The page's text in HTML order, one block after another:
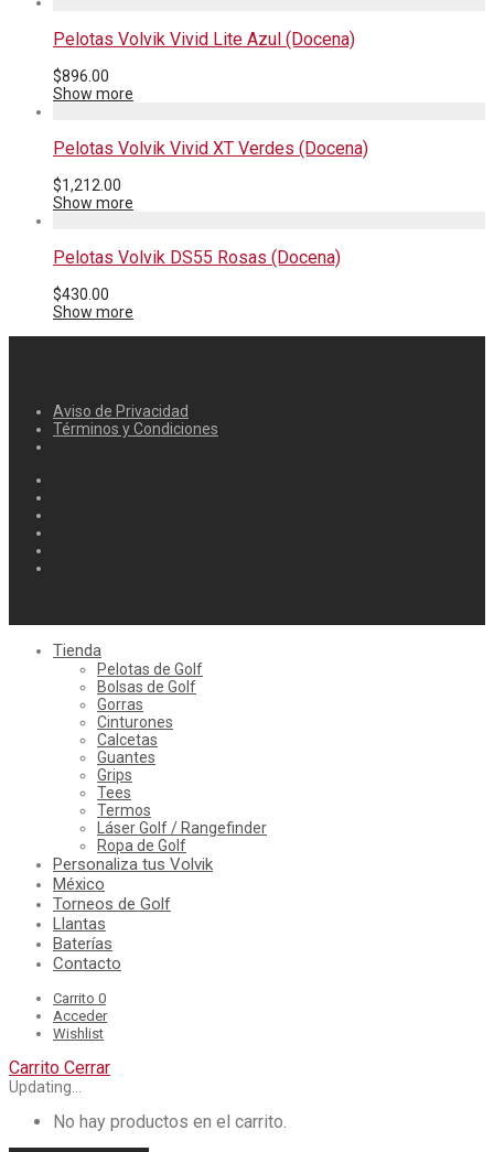
Pelotas Volvik Vivid Lite Azul (Docena)
$896.00
Show more
Pelotas Volvik Vivid XT Verdes (Docena)
$1,212.00
Show more
Pelotas Volvik DS55 Rosas (Docena)
$430.00
Show more
Aviso de Privacidad
Términos y Condiciones
Tienda
Pelotas de Golf
Bolsas de Golf
Gorras
Cinturones
Calcetas
Guantes
Grips
Tees
Termos
Láser Golf / Rangefinder
Ropa de Golf
Personaliza tus Volvik
México
Torneos de Golf
Llantas
Baterías
Contacto
Carrito 0
Acceder
Wishlist
Carrito Cerrar
Updating…
No hay productos en el carrito.